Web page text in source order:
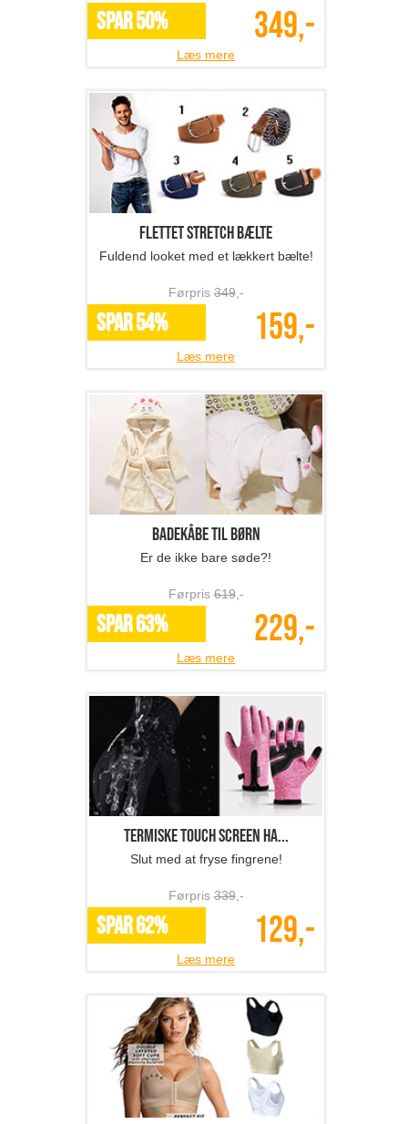
SPAR 50% 349,-
Læs mere
Flettet stretch bælte
Fuldend looket med et lækkert bælte!
Førpris349,-
SPAR 54% 159,-
Læs mere
Badekåbe til børn
Er de ikke bare søde?!
Førpris619,-
SPAR 63% 229,-
Læs mere
Termiske touch screen ha...
Slut med at fryse fingrene!
Førpris339,-
SPAR 62% 129,-
Læs mere